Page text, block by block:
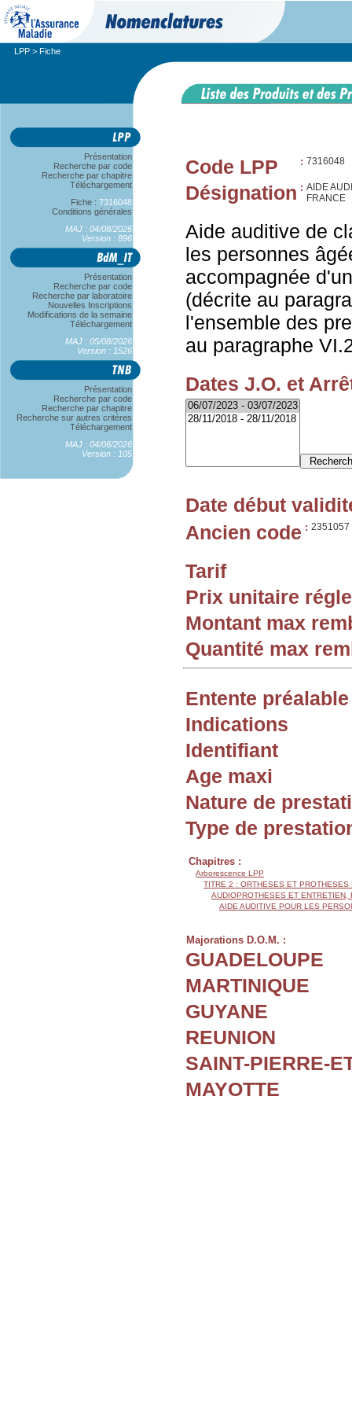
LPP > Fiche
Présentation
Recherche par code
Recherche par chapitre
Téléchargement
Fiche : 7316048
Conditions générales
MAJ : 04/08/2026
Version : 896
Présentation
Recherche par code
Recherche par laboratoire
Nouvelles Inscriptions
Modifications de la semaine
Téléchargement
MAJ : 05/08/2026
Version : 1526
Présentation
Recherche par code
Recherche par chapitre
Recherche sur autres critères
Téléchargement
MAJ : 04/06/2026
Version : 105
Code LPP : 7316048
Désignation : AIDE
FRANCE
Aide auditive de
les personnes
accompagnée
(décrite au
l'ensemble des
au paragraphe
Dates J.O. et
Date début
Ancien code : 2351057
Tarif
Prix unitaire
Montant max
Quantité max
Entente préalable
Indications
Identifiant
Age maxi
Nature de
Type de
Chapitres :
Arborescence LPP
TITRE 2 : ORTHESES ET PROTHESES
AUDIOPROTHESES ET ENTRETIEN,
AIDE AUDITIVE POUR LES
Majorations D.O.M. :
GUADELOUPE
MARTINIQUE
GUYANE
REUNION
SAINT-PIERRE-
MAYOTTE